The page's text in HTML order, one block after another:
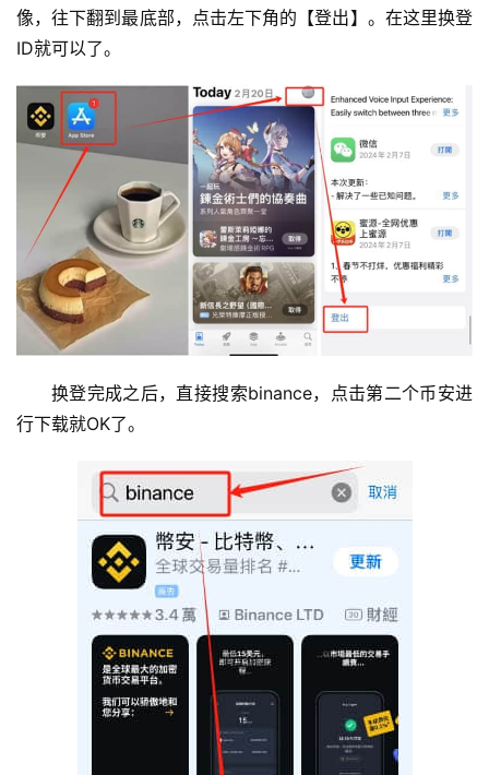
像，往下翻到最底部，点击左下角的【登出】。在这里换登
ID就可以了。
换登完成之后，直接搜索binance，点击第二个币安进
行下载就OK了。